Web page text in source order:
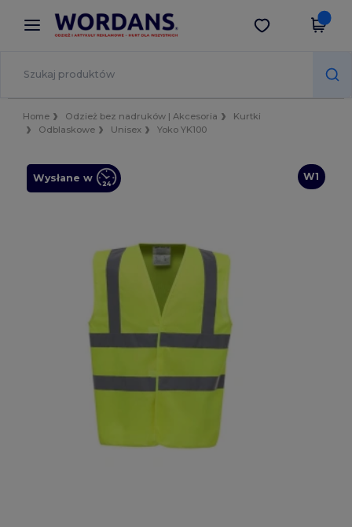
× Aplikacja Wordans
Lepsze ceny w aplikacji!
Pobierz app
Home Odzież bez nadruków | Akcesoria
Kurtki
Odblaskowe
Unisex Yoko YK100
W1
Wysłane w